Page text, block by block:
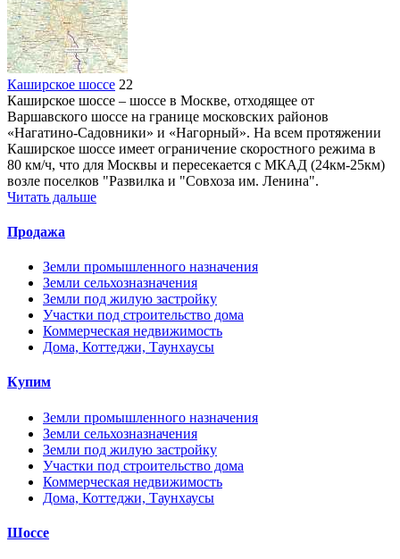
Каширское шоссе 22
Каширское шоссе – шоссе в Москве, отходящее от
Варшавского шоссе на границе московских районов
«Нагатино-Садовники» и «Нагорный». На всем протяжении
Каширское шоссе имеет ограничение скоростного режима в
80 км/ч, что для Москвы и пересекается с МКАД (24км-25км)
возле поселков "Развилка и "Совхоза им. Ленина".
Читать дальше
Продажа
Земли промышленного назначения
Земли сельхозназначения
Земли под жилую застройку
Участки под строительство дома
Коммерческая недвижимость
Дома, Коттеджи, Таунхаусы
Купим
Земли промышленного назначения
Земли сельхозназначения
Земли под жилую застройку
Участки под строительство дома
Коммерческая недвижимость
Дома, Коттеджи, Таунхаусы
Шоссе